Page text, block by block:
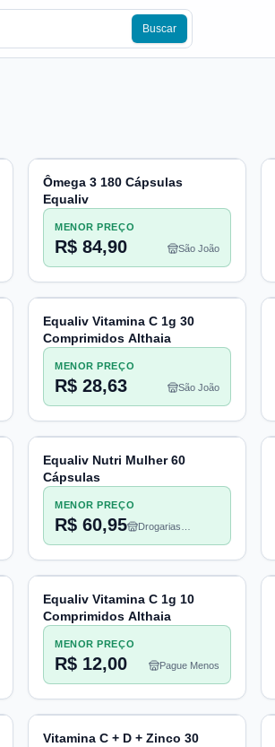
Buscar
Ômega 3 180 Cápsulas
Equaliv
MENOR PREÇO
R$ 84,90 São João
Equaliv Vitamina C 1g 30
Comprimidos Althaia
MENOR PREÇO
R$ 28,63 São João
Equaliv Nutri Mulher 60
Cápsulas
MENOR PREÇO
R$ 60,95
Drogarias
Equaliv Vitamina C 1g 10
Comprimidos Althaia
MENOR PREÇO
R$ 12,00 Pague Menos
Vitamina C + D + Zinco 30